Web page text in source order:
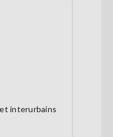
interurbains